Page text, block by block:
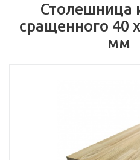
Столешница
сращенного 40
мм